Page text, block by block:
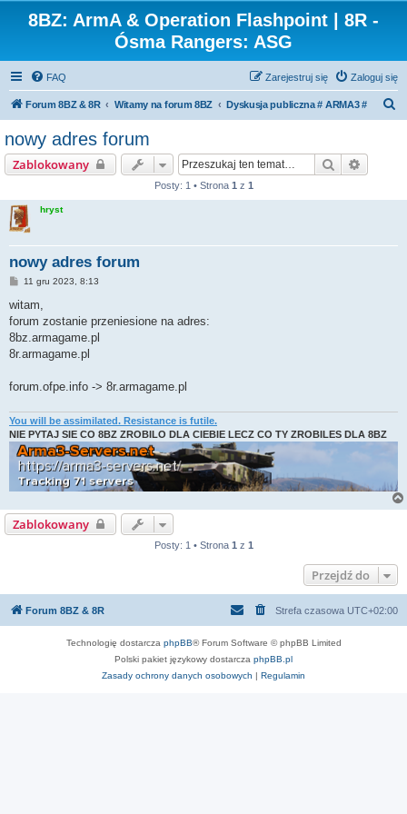
8BZ: ArmA & Operation Flashpoint | 8R -
Ósma Rangers: ASG
FAQ Zaloguj się
Zarejestruj się
Forum 8BZ & 8R Witamy na forum 8BZ Dyskusja publiczna # ARMA3 #
nowy adres forum
Zablokowany Szukaj
Posty: 1 • Strona 1 z 1
hryst
nowy adres forum
P
s
11 gru 2023, 8:13
witam,
forum zostanie przeniesione na adres:
8bz.armagame.pl
8r.armagame.pl
forum.ofpe.info -> 8r.armagame.pl
You will be assimilated. Resistance is futile.
NIE PYTAJ SIE CO 8BZ ZROBILO DLA CIEBIE LECZ CO TY ZROBILES DLA 8BZ
Zablokowany
Posty: 1 • Strona 1 z 1
Przejdź do
Forum 8BZ & 8R Strefa czasowa UTC+02:00
Technologię dostarcza phpBB® Forum Software © phpBB Limited
Polski pakiet językowy dostarcza phpBB.pl
Zasady ochrony danych osobowych | Regulamin